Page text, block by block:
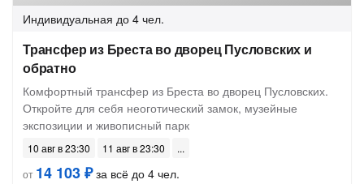
Индивидуальная до 4 чел.
Трансфер из Бреста во дворец Пусловских и
обратно
Комфортный трансфер из Бреста во дворец Пусловских.
Откройте для себя неоготический замок, музейные
экспозиции и живописный парк
10 авг в 23:30
11 авг в 23:30
от 14 103 ₽за всё до 4 чел.